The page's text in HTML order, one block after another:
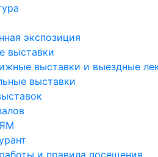
экспозиция
выставки
выставки и выездные
выставки
и правила посещения